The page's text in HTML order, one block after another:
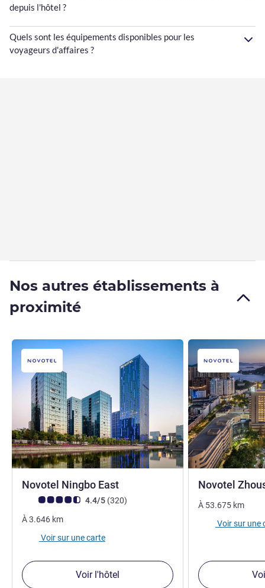
depuis l'hôtel ?
Quels sont les équipements disponibles pour les
voyageurs d'affaires ?
Nos autres établissements à
proximité
Novotel Ningbo East
Note Avis clients (Note ALL)
4.4/5 (320avis
)
À3.646 km
Voir sur une carte
Voir l'hôtel
Novotel
À 53.675 km
Voir sur une